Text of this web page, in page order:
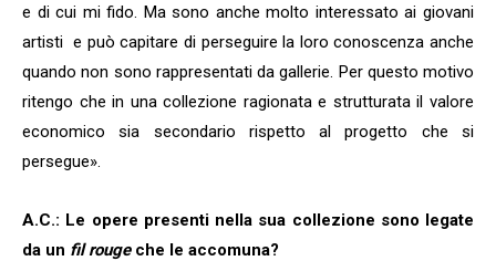
e di cui mi fido. Ma sono anche molto interessato ai giovani
artisti e può capitare di perseguire la loro conoscenza anche
quando non sono rappresentati da gallerie. Per questo motivo
ritengo che in una collezione ragionata e strutturata il valore
economico sia secondario rispetto al progetto che si
persegue».
A.C.: Le opere presenti nella sua collezione sono legate
da un fil rougeche le accomuna?